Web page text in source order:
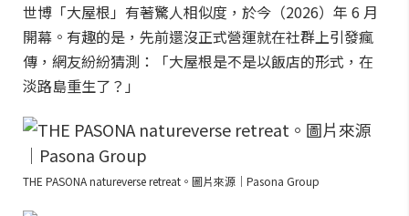
世博「大屋根」有著驚人相似度，於今（2026）年 6 月
開幕。有趣的是，先前還沒正式營運就在社群上引發瘋
傳，網友紛紛猜測：「大屋根是不是以飯店的形式，在
淡路島重生了？」
THE PASONA natureverse retreat。圖片來源｜Pasona Group